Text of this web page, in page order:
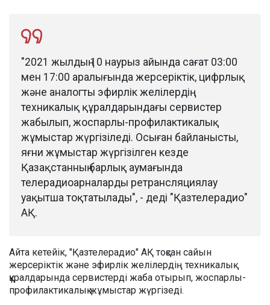
"2021 жылдың 10 наурыз айында сағат 03:00
мен 17:00 аралығында жерсеріктік, цифрлық
және аналогты эфирлік желілердің
техникалық құралдарындағы сервистер
жабылып, жоспарлы-профилактикалық
жұмыстар жүргізіледі. Осыған байланысты,
яғни жұмыстар жүргізілген кезде
Қазақстанның барлық аумағында
телерадиоарналарды ретрансляциялау
уақытша тоқтатылады", - деді "Қазтелерадио"
АҚ.
Айта кетейік, "Қазтелерадио" АҚ тоқсан сайын
жерсеріктік және эфирлік желілердің техникалық
құралдарында сервистерді жаба отырып, жоспарлы-
профилактикалық жұмыстар жүргізеді.